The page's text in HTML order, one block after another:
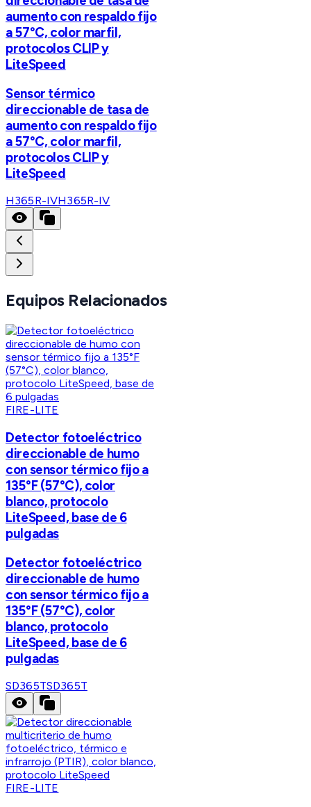
aumento con respaldo fijo
a 57°C, color marfil,
protocolos CLIP y
LiteSpeed
Sensor térmico
direccionable de tasa de
aumento con respaldo fijo
a 57°C, color marfil,
protocolos CLIP y
LiteSpeed
H365R-IVH365R-IV
Equipos Relacionados
FIRE-LITE
Detector fotoeléctrico
direccionable de humo
con sensor térmico fijo a
135°F (57°C), color
blanco, protocolo
LiteSpeed, base de 6
pulgadas
Detector fotoeléctrico
direccionable de humo
con sensor térmico fijo a
135°F (57°C), color
blanco, protocolo
LiteSpeed, base de 6
pulgadas
SD365TSD365T
FIRE-LITE